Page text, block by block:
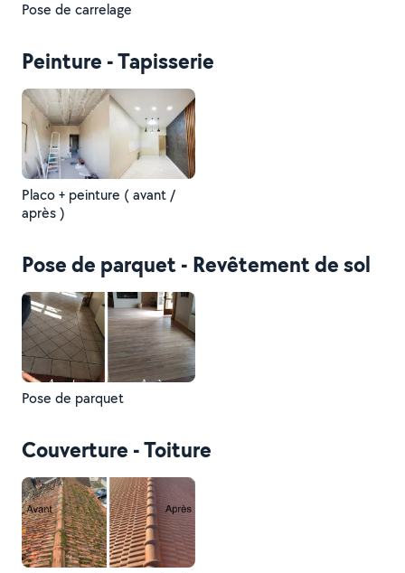
Pose de carrelage
Peinture - Tapisserie
Placo + peinture ( avant /
après )
Pose de parquet - Revêtement de sol
Pose de parquet
Couverture - Toiture